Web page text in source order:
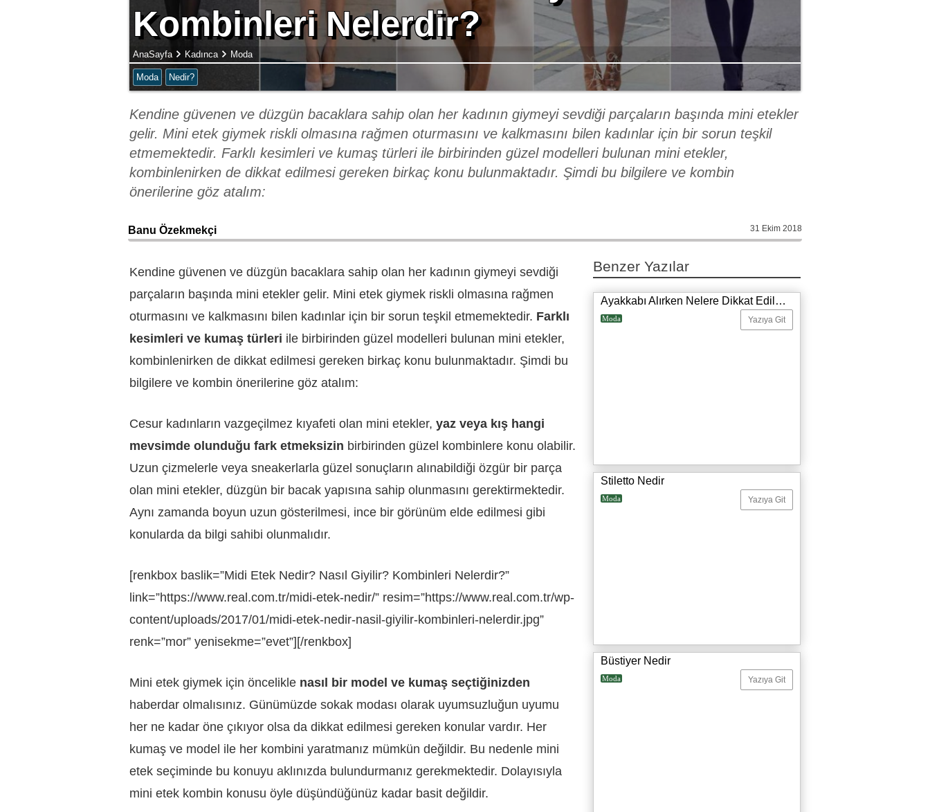
Kombinleri Nelerdir?
AnaSayfa Kadınca Moda
Moda Nedir?
Kendine güvenen ve düzgün bacaklara sahip olan her kadının giymeyi sevdiği parçaların başında mini etekler
gelir. Mini etek giymek riskli olmasına rağmen oturmasını ve kalkmasını bilen kadınlar için bir sorun teşkil
etmemektedir. Farklı kesimleri ve kumaş türleri ile birbirinden güzel modelleri bulunan mini etekler,
kombinlenirken de dikkat edilmesi gereken birkaç konu bulunmaktadır. Şimdi bu bilgilere ve kombin
önerilerine göz atalım:
Banu Özekmekçi 31 Ekim 2018
Kendine güvenen ve düzgün bacaklara sahip olan her kadının giymeyi sevdiği
parçaların başında mini etekler gelir. Mini etek giymek riskli olmasına rağmen
oturmasını ve kalkmasını bilen kadınlar için bir sorun teşkil etmemektedir. Farklı
kesimleri ve kumaş türleri ile birbirinden güzel modelleri bulunan mini etekler,
kombinlenirken de dikkat edilmesi gereken birkaç konu bulunmaktadır. Şimdi bu
bilgilere ve kombin önerilerine göz atalım:
Cesur kadınların vazgeçilmez kıyafeti olan mini etekler, yaz veya kış hangi
mevsimde olunduğu fark etmeksizin birbirinden güzel kombinlere konu olabilir.
Uzun çizmelerle veya sneakerlarla güzel sonuçların alınabildiği özgür bir parça
olan mini etekler, düzgün bir bacak yapısına sahip olunmasını gerektirmektedir.
Aynı zamanda boyun uzun gösterilmesi, ince bir görünüm elde edilmesi gibi
konularda da bilgi sahibi olunmalıdır.
[renkbox baslik=”Midi Etek Nedir? Nasıl Giyilir? Kombinleri Nelerdir?”
link=”https://www.real.com.tr/midi-etek-nedir/” resim=”https://www.real.com.tr/wp-
content/uploads/2017/01/midi-etek-nedir-nasil-giyilir-kombinleri-nelerdir.jpg”
renk=”mor” yenisekme=”evet”][/renkbox]
Mini etek giymek için öncelikle nasıl bir model ve kumaş seçtiğinizden
haberdar olmalısınız. Günümüzde sokak modası olarak uyumsuzluğun uyumu
her ne kadar öne çıkıyor olsa da dikkat edilmesi gereken konular vardır. Her
kumaş ve model ile her kombini yaratmanız mümkün değildir. Bu nedenle mini
etek seçiminde bu konuyu aklınızda bulundurmanız gerekmektedir. Dolayısıyla
mini etek kombin konusu öyle düşündüğünüz kadar basit değildir.
Benzer Yazılar
Ayakkabı Alırken Nelere Dikkat Edilmelidir
Moda Yazıya Git
Stiletto Nedir
Moda Yazıya Git
Büstiyer Nedir
Moda Yazıya Git